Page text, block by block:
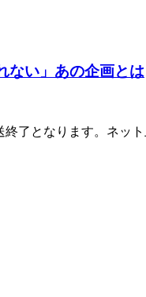
ない」あの企画とは
了となります。ネッ